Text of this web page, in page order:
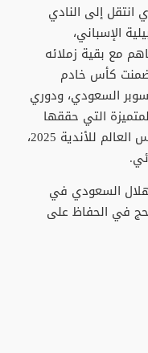
إلى النادي
إشبيلية الإسباني،
مع بقية زملائه
كأس خادم
السعودي، ودوري
التي حققها
الهلال خلال مشاركته في بطولة كأس العالم للأندية 2025،
رفقة الهلال السعودي في
في الحفاظ على